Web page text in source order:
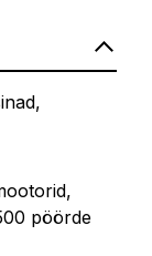
pöörde